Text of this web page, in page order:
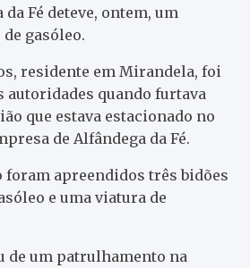
da Fé deteve, ontem, um
gasóleo.
residente em Mirandela, foi
autoridades quando furtava
que estava estacionado no
de Alfândega da Fé.
foram apreendidos três bidões
e uma viatura de
de um patrulhamento na